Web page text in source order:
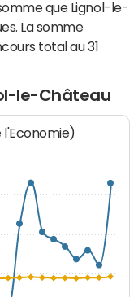
que Lignol-le-
La somme
total au 31
le-Château
l'Economie)